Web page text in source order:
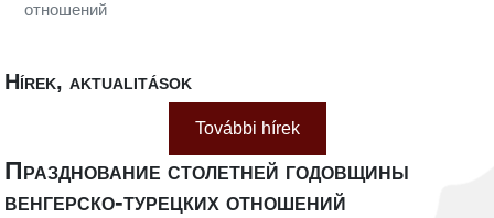
отношений
Hírek, aktualitások
További hírek
Празднование столетней годовщины
венгерско-турецких отношений